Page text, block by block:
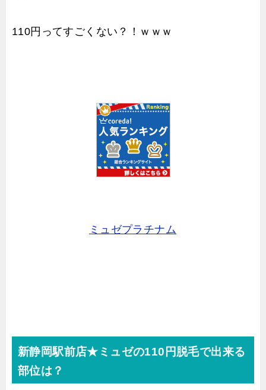
110円ってすごくない？！ｗｗｗ
ミュゼプラチナム
新静岡駅前店★ミュゼの110円脱毛で出来る
部位は？